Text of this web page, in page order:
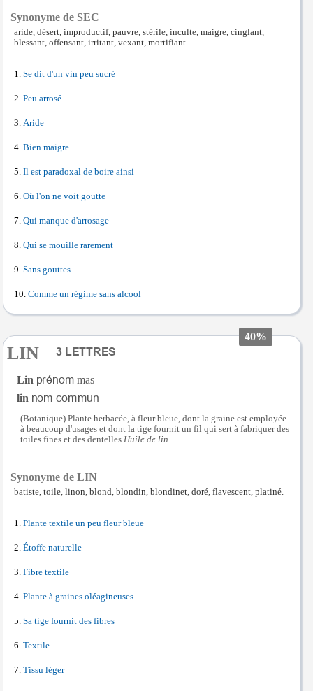
Synonyme de SEC
aride, désert, improductif, pauvre, stérile, inculte, maigre, cinglant,
blessant, offensant, irritant, vexant, mortifiant.
Se dit d'un vin peu sucré
Peu arrosé
Aride
Bien maigre
Il est paradoxal de boire ainsi
Où l'on ne voit goutte
Qui manque d'arrosage
Qui se mouille rarement
Sans gouttes
Comme un régime sans alcool
40%
LIN
Lin
mas
lin
(Botanique) Plante herbacée, à fleur bleue, dont la graine est employée
à beaucoup d'usages et dont la tige fournit un fil qui sert à fabriquer des
toiles fines et des dentelles. Huile de lin.
Synonyme de LIN
batiste, toile, linon, blond, blondin, blondinet, doré, flavescent, platiné.
Plante textile un peu fleur bleue
Étoffe naturelle
Fibre textile
Plante à graines oléagineuses
Sa tige fournit des fibres
Textile
Tissu léger